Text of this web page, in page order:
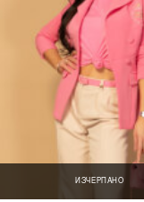
ИЗЧЕРПАНО